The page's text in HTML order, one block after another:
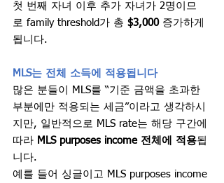
첫 번째 자녀 이후 추가 자녀가 2명이므
로 family threshold가 총 $3,000 증가하게
됩니다.
MLS는 전체 소득에 적용됩니다
많은 분들이 MLS를 “기준 금액을 초과한
부분에만 적용되는 세금”이라고 생각하시
지만, 일반적으로 MLS rate는 해당 구간에
따라 MLS purposes income 전체에 적용됩
니다.
예를 들어 싱글이고 MLS purposes income